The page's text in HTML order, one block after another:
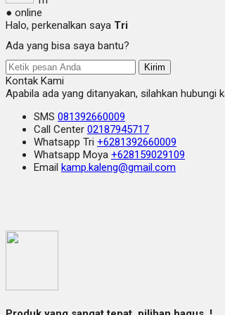
● online
Halo, perkenalkan saya Tri
Ada yang bisa saya bantu?
Kirim
Kontak Kami
Apabila ada yang ditanyakan, silahkan hubungi
SMS 081392660009
Call Center 02187945717
Whatsapp Tri +6281392660009
Whatsapp Moya +628159029109
Email kamp.kaleng@gmail.com